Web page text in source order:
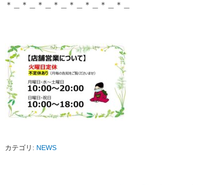
＊＿＊＿＊＿＊＿＊＿＊＿＊＿＊＿
カテゴリ: NEWS